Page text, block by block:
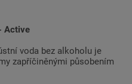
Active
voda bez alkoholu je
zapříčiněnými působením